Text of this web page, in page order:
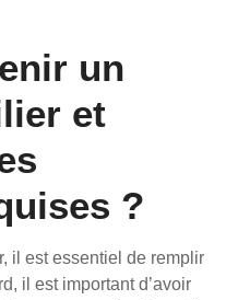
un
et
?
il est essentiel de remplir
il est important d’avoir